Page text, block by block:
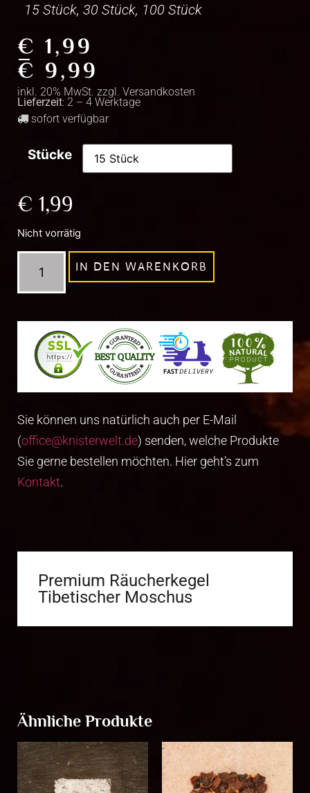
15 Stück, 30 Stück, 100 Stück
€ 1,99
–
€ 9,99
inkl. 20% MwSt. zzgl. Versandkosten
Lieferzeit: 2 – 4 Werktage
sofort verfügbar
Stücke
€ 1,99
Nicht vorrätig
IN DEN WARENKORB
Sie können uns natürlich auch per E-Mail
(office@knisterwelt.de) senden, welche Produkte
Sie gerne bestellen möchten. Hier geht’s zum
Kontakt.
Premium Räucherkegel
Tibetischer Moschus
Ähnliche Produkte